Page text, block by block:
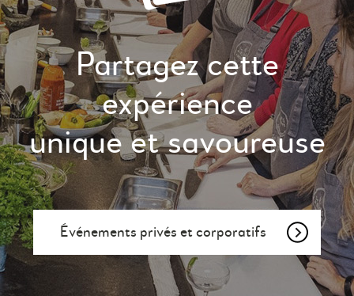
Partagez cette
expérience
unique et savoureuse
Événements privés et corporatifs